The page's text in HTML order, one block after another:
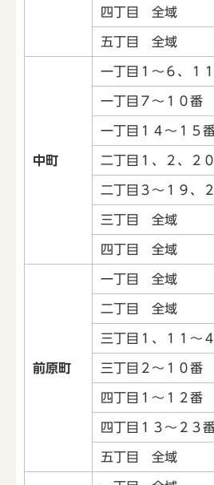
四丁目 全域
五丁目 全域
中町
一丁目１～６、１
一丁目７～１０番
一丁目１４～１５
二丁目１、２、２
二丁目３～１９、
三丁目 全域
四丁目 全域
前原町
一丁目 全域
二丁目 全域
三丁目１、１１～
三丁目２～１０番
四丁目１～１２番
四丁目１３～２３
五丁目 全域